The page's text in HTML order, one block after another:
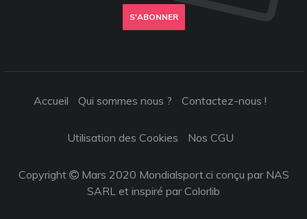
S'ABONNER
Accueil Qui sommes nous ? Contactez-nous !
Utilisation des Cookies Nos CGU
Copyright
Mars 2020 Mondialsport.ci conçu par NAS
SARL et inspiré parColorlib